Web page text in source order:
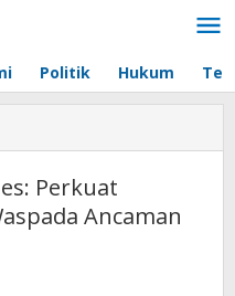
Politik Hukum
Natal
Ernes:
Perkuat
Perkuat
Ancaman